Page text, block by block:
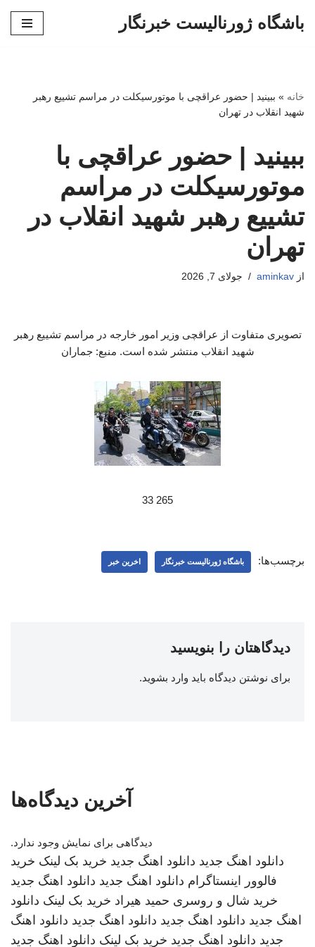
باشگاه ژورنالیست خبرنگار
خانه » ببینید | حضور عراقچی با موتورسیکلت در مراسم تشییع رهبر
شهید انقلاب در تهران
ببینید | حضور عراقچی با
موتورسیکلت در مراسم
تشییع رهبر شهید انقلاب در
تهران
از aminkav جولای 7, 2026
تصویری متفاوت از عراقچی وزیر امور خارجه در مراسم تشییع رهبر
شهید انقلاب منتشر شده است. منبع: جماران
265 33
برچسب‌ها: باشگاه ژورنالیست خبرنگار اخرین خبر
دیدگاهتان را بنویسید
برای نوشتن دیدگاه باید وارد بشوید.
آخرین دیدگاه‌ها
دیدگاهی برای نمایش وجود ندارد.
دانلود اهنگ جدید دانلود اهنگ جدید خرید بک لینک خرید
فالوور اینستاگرام دانلود اهنگ جدید دانلود اهنگ جدید
خرید شال و روسری حمید هیراد خرید بک لینک دانلود
اهنگ جدید دانلود اهنگ جدید دانلود اهنگ جدید دانلود اهنگ
جدید دانلود اهنگ جدید خرید بک لینک دانلود اهنگ جدید